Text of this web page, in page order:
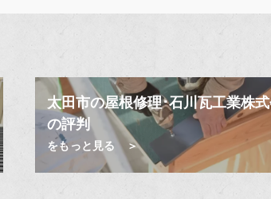
太田市の屋根修理･石川瓦工業株
の評判
をもっと見る ＞